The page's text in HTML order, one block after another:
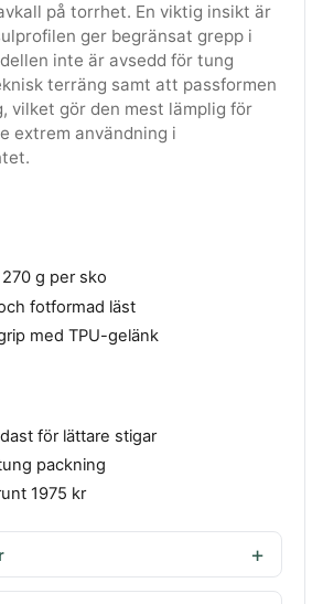
på torrhet. En viktig insikt är
ger begränsat grepp i
inte är avsedd för tung
terräng samt att passformen
vilket gör den mest lämplig för
extrem användning i
g per sko
fotformad läst
med TPU-gelänk
för lättare stigar
packning
1975 kr